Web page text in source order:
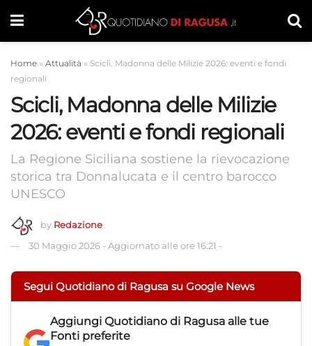
Home » Attualità » Scicli, Madonna delle Milizie 2026: eventi e fondi
regionali
Scicli, Madonna delle Milizie
2026: eventi e fondi regionali
La Regione Siciliana sostiene la rievocazione
storica tra Donnalucata e il centro barocco
UNESCO
by Redazione
30 Maggio 2026 - Aggiornato alle ore 16:21 -
Segui Quotidiano di Ragusa su Google News
Aggiungi Quotidiano di Ragusa alle tue
Fonti preferite